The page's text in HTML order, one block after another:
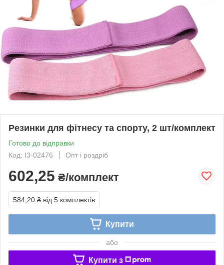
Резинки для фітнесу та спорту, 2 шт/комплект
Готово до відправки
Код: I3-02476
Опт і роздріб
602,25 ₴/комплект
584,20 ₴ від 5 комплектів
Купити
або
Купити з